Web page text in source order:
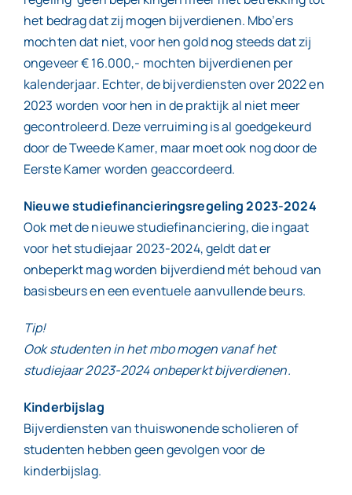
het bedrag dat zij mogen bijverdienen. Mbo’ers
mochten dat niet, voor hen gold nog steeds dat zij
ongeveer € 16.000,- mochten bijverdienen per
kalenderjaar. Echter, de bijverdiensten over 2022 en
2023 worden voor hen in de praktijk al niet meer
gecontroleerd. Deze verruiming is al goedgekeurd
door de Tweede Kamer, maar moet ook nog door de
Eerste Kamer worden geaccordeerd.
Nieuwe studiefinancieringsregeling 2023-2024
Ook met de nieuwe studiefinanciering, die ingaat
voor het studiejaar 2023-2024, geldt dat er
onbeperkt mag worden bijverdiend mét behoud van
basisbeurs en een eventuele aanvullende beurs.
Tip!
Ook studenten in het mbo mogen vanaf het
studiejaar 2023-2024 onbeperkt bijverdienen.
Kinderbijslag
Bijverdiensten van thuiswonende scholieren of
studenten hebben geen gevolgen voor de
kinderbijslag.